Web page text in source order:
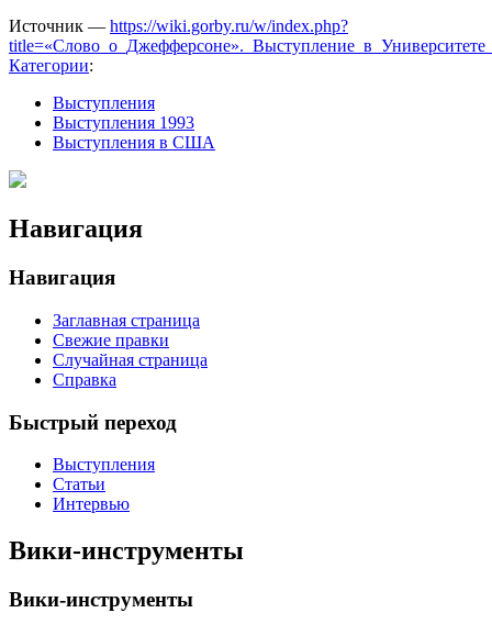
Источник — https://wiki.gorby.ru/w/index.php?
Категории:
Выступления
Выступления 1993
Выступления в США
Навигация
Навигация
Заглавная страница
Свежие правки
Случайная страница
Справка
Быстрый переход
Выступления
Статьи
Интервью
Вики-инструменты
Вики-инструменты